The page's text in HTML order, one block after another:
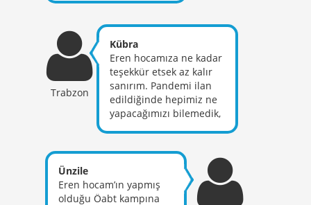
biri olarak sınavı
kurtaran adam Eren
hoca’nın ÖABT sınavının
mantığına hakim olarak
yaptığı kıymetli yorumlar
ve çıkarımlar oldu. Bilgi
her yerde arkadaşlar.
Sınavın istediği bilgi
olmaktan çıktı bu sene
ve çıkıyor. Tam bu
noktada Eren Hoca’nın
kendisi çok daha değerli
olacaktır. Ben hiç bir
Trabzon
Kübra
Eren hocamıza ne kadar
teşekkür etsek az kalır
sanırım. Pandemi ilan
edildiğinde hepimiz ne
yapacağımızı bilemedik,
ayrıntısina kadar işledi
ve önemli noktaları
vurgulayarak anlattı
dersleri. Allah razı olsun
Ünzile
Eren hocam’ın yapmış
olduğu Öabt kampına